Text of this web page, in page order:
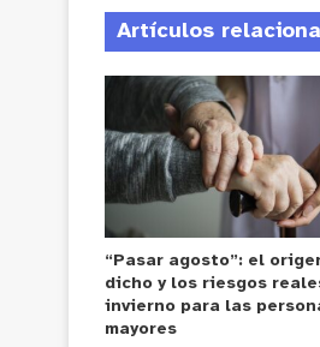
Artículos
“Pasar agosto”: el
dicho y los riesgos
invierno para las
mayores